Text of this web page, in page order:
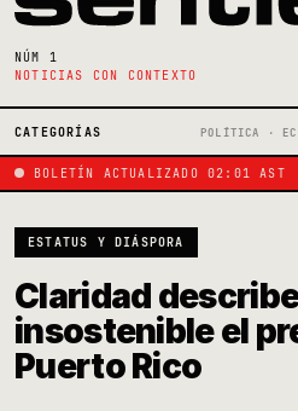
NÚM 1
NOTICIAS CON CONTEXTO
CATEGORÍAS POLÍTICA ·
BOLETÍN ACTUALIZADO 02:01 AST
ESTATUS Y DIÁSPORA
Claridad
insostenible el
Puerto Rico